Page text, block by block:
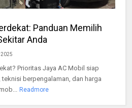
Panduan Memilih
Anda
2025
Prioritas Jaya AC Mobil siap
berpengalaman, dan harga
Readmore